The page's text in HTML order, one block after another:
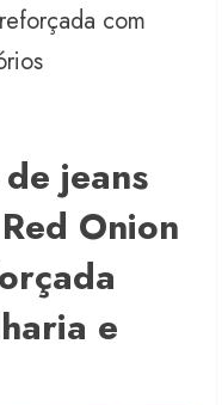
com
jeans
Onion
e